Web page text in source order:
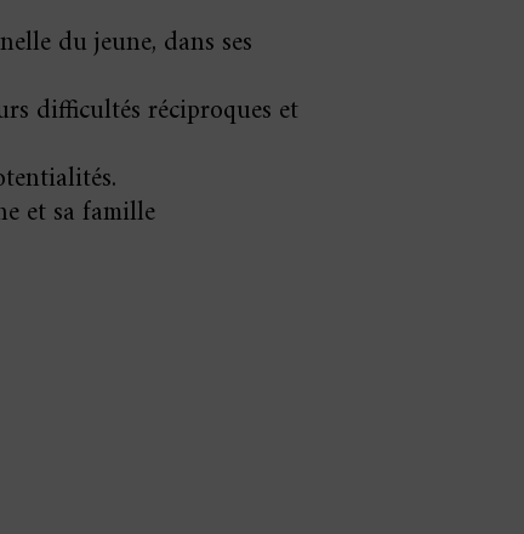
du jeune, dans ses
difficultés réciproques et
et sa famille